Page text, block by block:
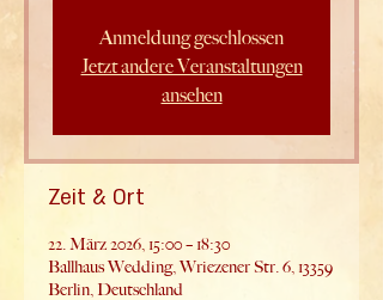
Anmeldung geschlossen
Jetzt andere Veranstaltungen
ansehen
Zeit & Ort
22. März 2026, 15:00 – 18:30
Ballhaus Wedding, Wriezener Str. 6, 13359
Berlin, Deutschland